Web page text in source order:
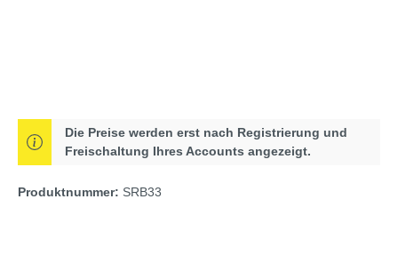
Die Preise werden erst nach Registrierung und
Freischaltung Ihres Accounts angezeigt.
Produktnummer: SRB33